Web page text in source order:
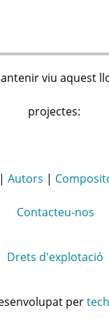
viu aquest
projectes:
| Autors |
Contacteu-nos
Drets d'explotació
per